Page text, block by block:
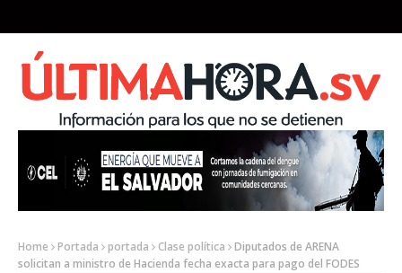
Home Portada portada Clase política
Diputados de ARENA
solicitan a ministro de Hacienda fecha exacta para pago del FODES